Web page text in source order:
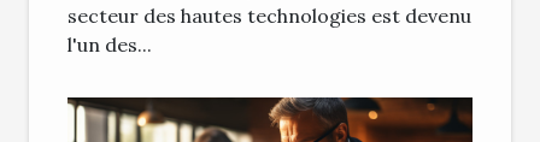
secteur des hautes technologies est devenu
l'un des...